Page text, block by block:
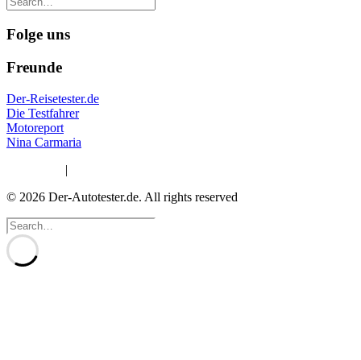
Folge uns
Freunde
Der-Reisetester.de
Die Testfahrer
Motoreport
Nina Carmaria
|
© 2026 Der-Autotester.de. All rights reserved